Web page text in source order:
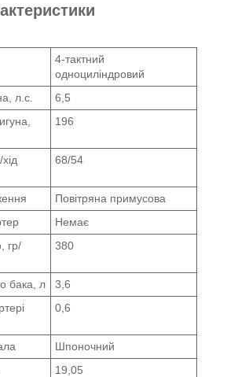
4-тактний
одноциліндровий
л.с.
6,5
196
68/54
Повітряна примусова
Немає
гр/
380
бака, л
3,6
0,6
Шпоночний
19,05